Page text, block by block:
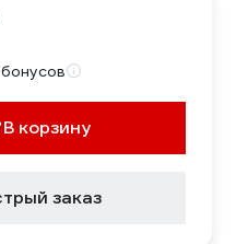
В корзину
заказ